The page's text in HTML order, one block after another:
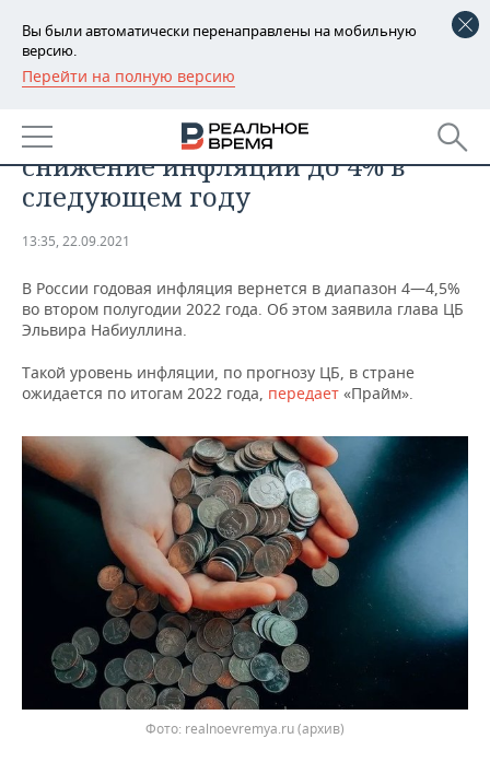
Вы были автоматически перенаправлены на мобильную
версию.
Перейти на полную версию
РЕГИОНЫ
БАШКОРТОСТАН
ТАТАРСТАН
НОВОСТИ
АНАЛИТИКА
ДЕКЛАРАЦИИ О ДОХОДАХ
КОРОЛИ ГОСЗАКАЗА ПФО
ВУЗЫ ТАТАРСТАНА
ТОРГОВЫЕ ЦЕНТРЫ
ТАТАРСТАНА
НОВОСТИ ЭКОНОМИКИ
ФИНАНСЫ
БАНКИ
ИНВЕСТИЦИИ
ПРОМЫШЛЕННОСТЬ
НОВОСТИ
ПРОМЫШЛЕННОСТИ
АГРОПРОМ
МАШИНОСТРОЕНИЕ
НЕФТЕХИМИЯ
ЭНЕРГЕТИКА
НЕДВИЖИМОСТЬ
НОВОСТИ НЕДВИЖИМОСТИ
АВТО
БИЗНЕС
НОВОСТИ БИЗНЕСА
РОЗНИЧНАЯ ТОРГОВЛЯ
ТРАНСПОРТ
УСЛУГИ
ТЕХНОЛОГИИ
НОВОСТИ ТЕХНОЛОГИЙ
МЕДИА
ТЕЛЕКОММУНИКАЦИИ
МЕРОПРИЯТИЯ
НОВОСТИ МЕРОПРИЯТИЙ
ВЫЕЗДНАЯ РЕДАКЦИЯ
БИЗНЕС-БРАНЧИ
ONLINE-КОНФЕРЕНЦИИ
НОВОСТИ СПОРТА
ФУТБОЛ
ОБЩЕСТВО
НОВОСТИ ОБЩЕСТВА
ФОТОГАЛЕРЕЯ
Набиуллина спрогнозировала
снижение инфляции до 4% в
следующем году
13:35, 22.09.2021
В России годовая инфляция вернется в диапазон 4—4,5%
во втором полугодии 2022 года. Об этом заявила глава ЦБ
Эльвира Набиуллина.
Такой уровень инфляции, по прогнозу ЦБ, в стране
ожидается по итогам 2022 года, передает «Прайм».
Фото: realnoevremya.ru (архив)